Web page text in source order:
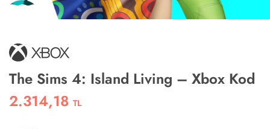
The Sims 4: Island Living – Xbox Kod
2.314,18 TL